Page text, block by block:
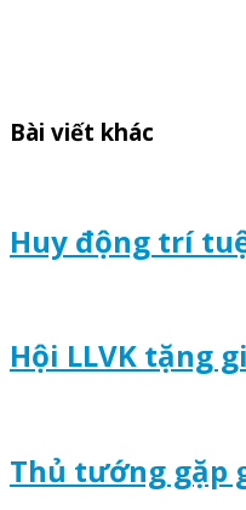
Bài viết khác
Huy động trí
Hội LLVK tặng
Thủ tướng gặp